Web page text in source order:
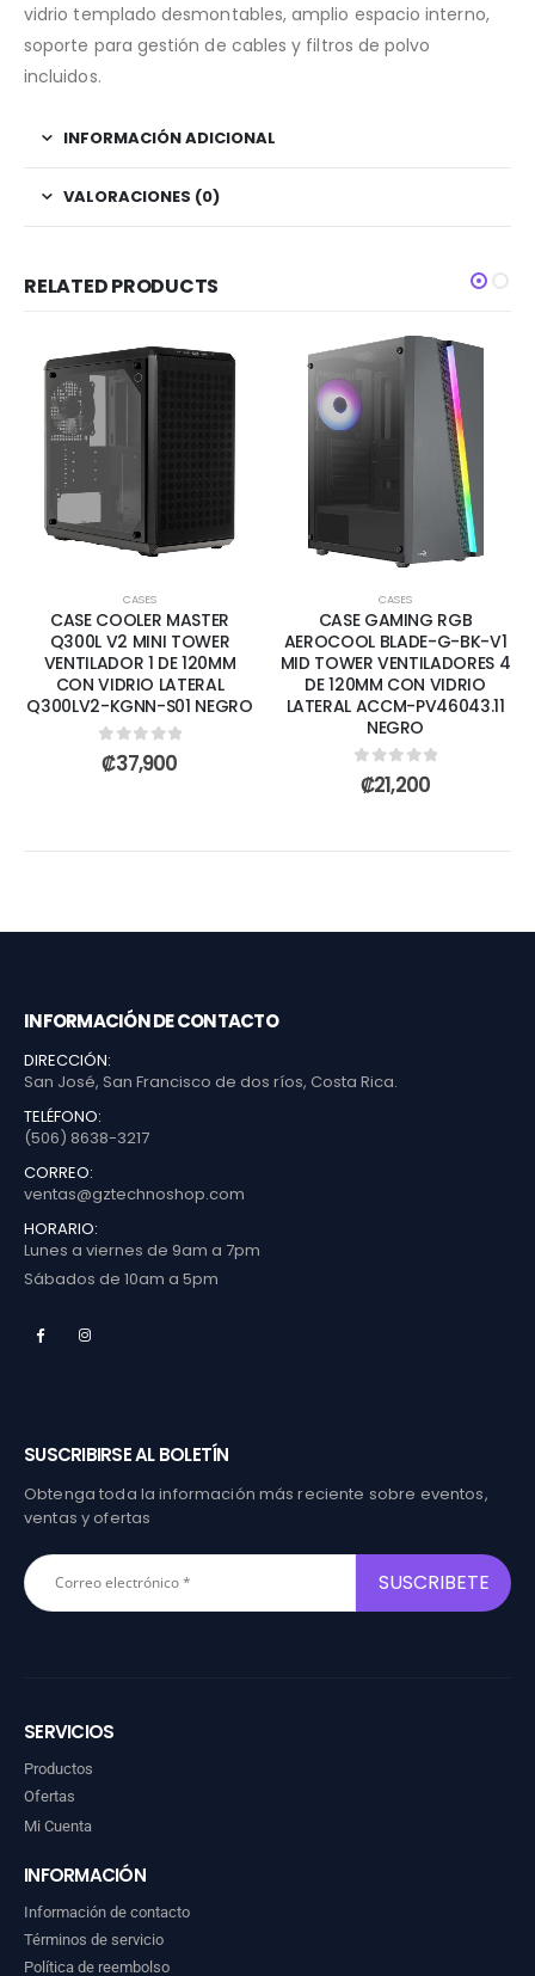
vidrio templado desmontables, amplio espacio interno,
soporte para gestión de cables y filtros de polvo
incluidos.
INFORMACIÓN ADICIONAL
VALORACIONES (0)
RELATED PRODUCTS
CASES
CASE COOLER MASTER
Q300L V2 MINI TOWER
VENTILADOR 1 DE 120MM
CON VIDRIO LATERAL
Q300LV2-KGNN-S01 NEGRO
0out of 5
₡37,900
CASES
CASE GAMING RGB
AEROCOOL BLADE-G-BK-V1
MID TOWER VENTILADORES 4
DE 120MM CON VIDRIO
LATERAL ACCM-PV46043.11
NEGRO
0out of 5
₡21,200
INFORMACIÓN DE CONTACTO
DIRECCIÓN:
San José, San Francisco de dos ríos, Costa Rica.
TELÉFONO:
(506) 8638-3217
CORREO:
ventas@gztechnoshop.com
HORARIO:
Lunes a viernes de 9am a 7pm
Sábados de 10am a 5pm
SUSCRIBIRSE AL BOLETÍN
Obtenga toda la información más reciente sobre eventos,
ventas y ofertas
SERVICIOS
Productos
Ofertas
Mi Cuenta
INFORMACIÓN
Información de contacto
Términos de servicio
Política de reembolso